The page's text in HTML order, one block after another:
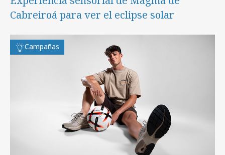
Cabreiroá para ver el eclipse solar
Campañas